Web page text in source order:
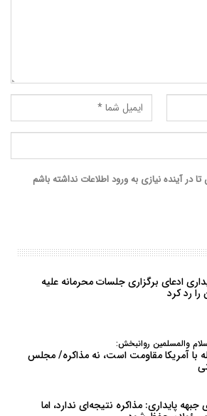
در آینده نیازی به ورود اطلاعات نداشته باشم
ادعای برگزاری جلسات محرمانه علیه
را رد کرد
والمسلمین روانبخش:
با آمریکا مقاومت است، نه مذاکره/ مجلس
پایداری: مذاکره نتیجه‌ای ندارد، اما